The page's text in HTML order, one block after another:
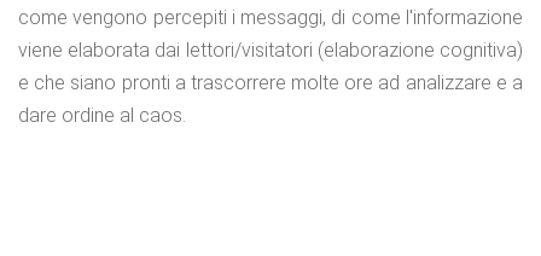
come vengono percepiti i messaggi, di come l'informazione
viene elaborata dai lettori/visitatori (elaborazione cognitiva)
e che siano pronti a trascorrere molte ore ad analizzare e a
dare ordine al caos.